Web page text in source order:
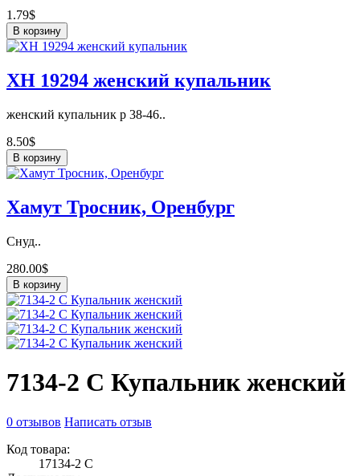
1.79$
В корзину
ХН 19294 женский купальник
женский купальник р 38-46..
8.50$
В корзину
Хамут Тросник, Оренбург
Снуд..
280.00$
В корзину
7134-2 С Купальник женский
0 отзывов Написать отзыв
Код товара:
17134-2 С